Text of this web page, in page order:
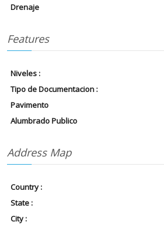
Drenaje
Features
Niveles :
Tipo de Documentacion :
Pavimento
Alumbrado Publico
Address Map
Country :
State :
City :